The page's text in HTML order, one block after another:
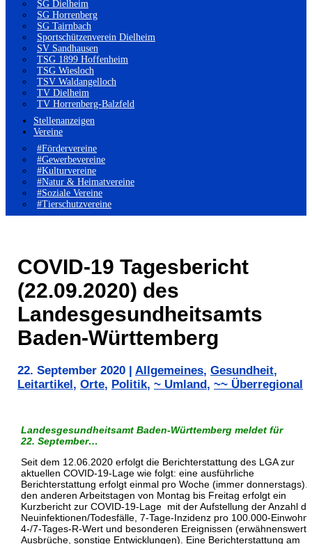
SG Dielheim
SG Horrenberg
SG Tairnbach
Sportschützenverein Dielheim
SV Sandhausen
TSG 1899 Hoffenheim
TSG Wiesloch
TSV Waldangelloch
TV Dielheim
TV Horrenberg-Balzfeld
Stellenanzeigen
Vereine
#Fördervereine
#Gewerbevereine
#Kulturvereine
#Natur & Heimatvereine
#Soziale Vereine
#Tierschutzvereine
COVID-19 Tagesbericht
(22.09.2020) des
Landesgesundheitsamts
Baden-Württemberg
22. September 2020 Allgemeines, Gesundheit,
Leitartikel , Orte, Politik, ~ Umland , ~~ Überregional
Landesgesundheitsamt Baden-Württemberg meldet für
22. September…
Seit dem 12.06.2020 erfolgt die Berichterstattung des LGA zur
aktuellen COVID-19-Lage wie folgt: eine ausführliche
Berichterstattung erfolgt einmal pro Woche (immer donnerstags).
den anderen Arbeitstagen von Montag bis Freitag erfolgt ein
Kurzbericht zur COVID-19-Lage mit der Aufstellung der Anzahl
Neuinfektionen/Todesfälle, 7-Tage-Inzidenz pro 100.000-
4-/7-Tages-R-Wert und besonderen Ereignissen (erwähnenswerte
Ausbrüche, sonstige Entwicklungen). Eine Berichterstattung am